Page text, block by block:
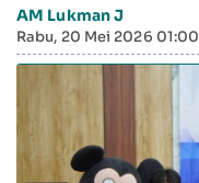
AM Lukman J
Rabu, 20 Mei 2026